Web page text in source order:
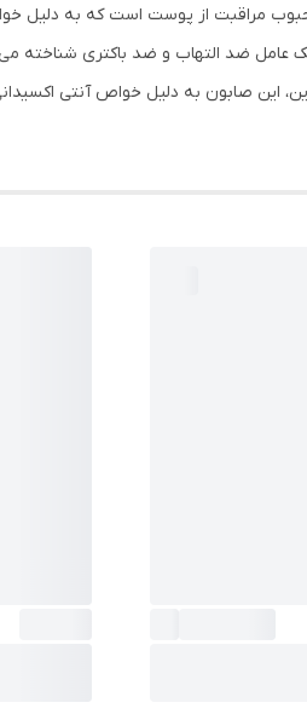
مراقبت از پوست است که به دلیل
عامل ضد التهاب و ضد باکتری
این صابون به دلیل خواص آنتی